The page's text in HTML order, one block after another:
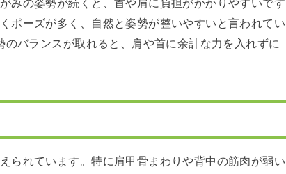
みの姿勢が続くと、首や肩に負担がかかりやすいです
ポーズが多く、自然と姿勢が整いやすいと言われてい
のバランスが取れると、肩や首に余計な力を入れずに
られています。特に肩甲骨まわりや背中の筋肉が弱い